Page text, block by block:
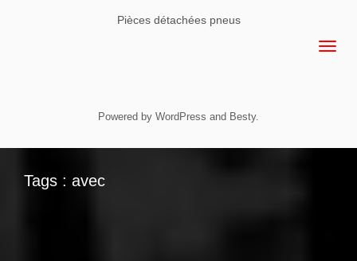
Pièces détachées pneus
Powered by WordPress and Besty.
Tags : avec